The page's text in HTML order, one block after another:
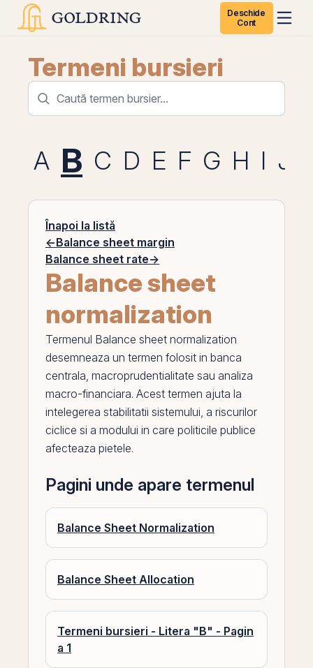
Deschide
Cont
Termeni bursieri
A B C D E F G H I J
Înapoi la listă
←Balance sheet margin
Balance sheet rate→
Balance sheet
normalization
Termenul Balance sheet normalization
desemneaza un termen folosit in banca
centrala, macroprudentialitate sau analiza
macro-financiara. Acest termen ajuta la
intelegerea stabilitatii sistemului, a riscurilor
ciclice si a modului in care politicile publice
afecteaza pietele.
Pagini unde apare termenul
Balance Sheet Normalization
Balance Sheet Allocation
Termeni bursieri - Litera "B" - Pagin
a 1